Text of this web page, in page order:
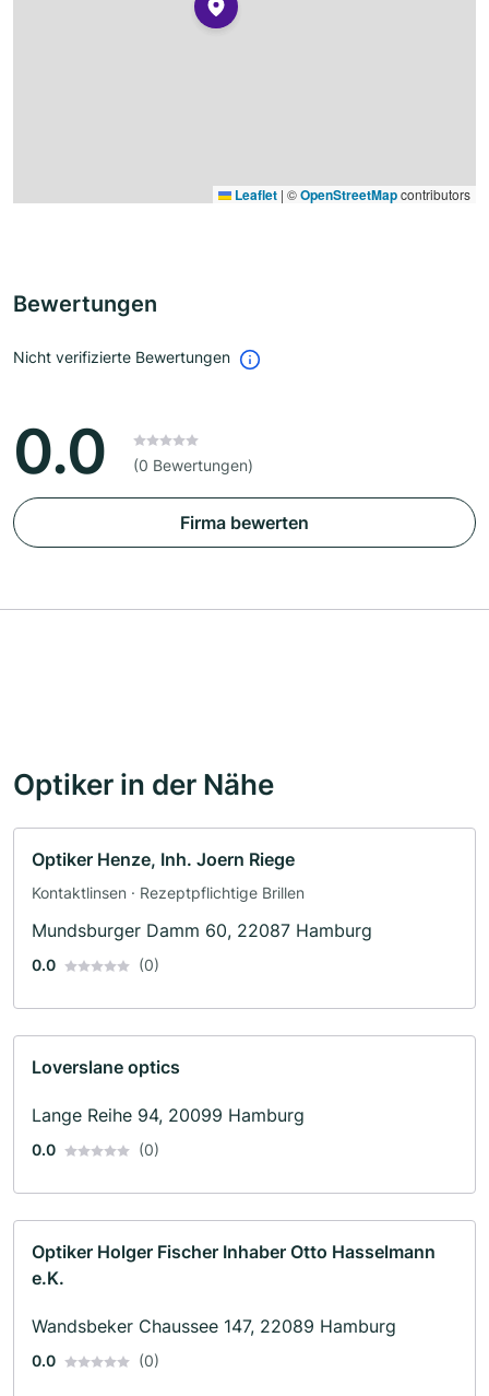
Leaflet | ©OpenStreetMapcontributors
Bewertungen
Nicht verifizierte Bewertungen
0.0 (0 Bewertungen)
Firma bewerten
Optiker in der Nähe
Optiker Henze, Inh. Joern Riege
Kontaktlinsen · Rezeptpflichtige Brillen
Mundsburger Damm 60, 22087 Hamburg
0.0 (0)
Loverslane optics
Lange Reihe 94, 20099 Hamburg
0.0 (0)
Optiker Holger Fischer Inhaber Otto Hasselmann
e.K.
Wandsbeker Chaussee 147, 22089 Hamburg
0.0 (0)